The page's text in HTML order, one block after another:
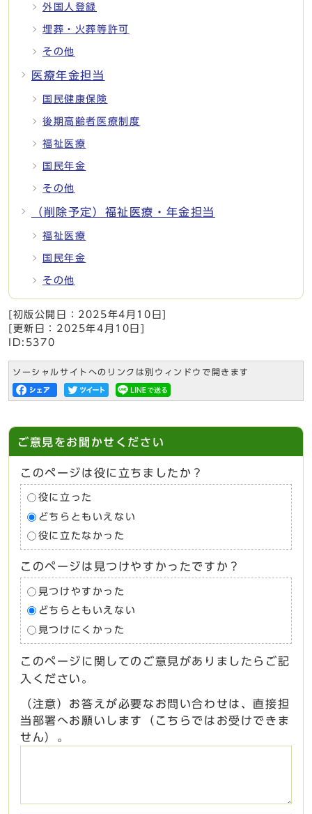
外国人登録
埋葬・火葬等許可
その他
医療年金担当
国民健康保険
後期高齢者医療制度
福祉医療
国民年金
その他
（削除予定）福祉医療・年金担当
福祉医療
国民年金
その他
[初版公開日： 2025年4月10日
[更新日： 2025年4月10日
ID:5370
ソーシャルサイトへのリンクは別ウィンドウで開きます
ご意見をお聞かせください
このページは役に立ちましたか？
役に立った
どちらともいえない
役に立たなかった
このページは見つけやすかったですか？
見つけやすかった
どちらともいえない
見つけにくかった
このページに関してのご意見がありましたらご記
入ください。
（注意）お答えが必要なお問い合わせは、直接担
当部署へお願いします（こちらではお受けできま
せん）。